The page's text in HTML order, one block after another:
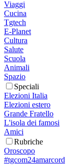
Viaggi
Cucina
Tgtech
E-Planet
Cultura
Salute
Scuola
Animali
Spazio
Speciali
Elezioni Italia
Elezioni estero
Grande Fratello
L'isola dei famosi
Amici
Rubriche
Oroscopo
#tgcom24amarcord